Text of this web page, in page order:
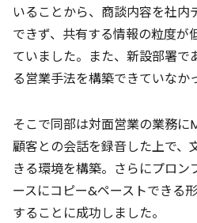
いることから、商談内容を社内
できず、共有する情報の粒度が
ていました。また、新設部署で
る営業手法を構築できていなか
そこで同部は対面営業の業務に
顧客との会話を録音した上で、
きる環境を構築。さらにプロン
ースにコピー&ペーストできる
することに成功しました。